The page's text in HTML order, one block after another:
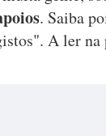
. Saiba
A ler na